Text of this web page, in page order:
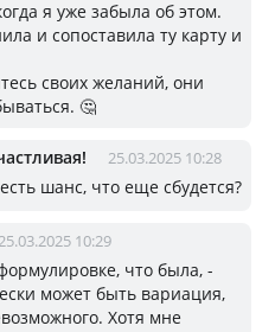
я уже забыла об этом.
и сопоставила ту карту и
своих желаний, они
🤔
25.03.2025 10:28
шанс, что еще сбудется?
10:29
что была, -
может быть вариация,
Хотя мне